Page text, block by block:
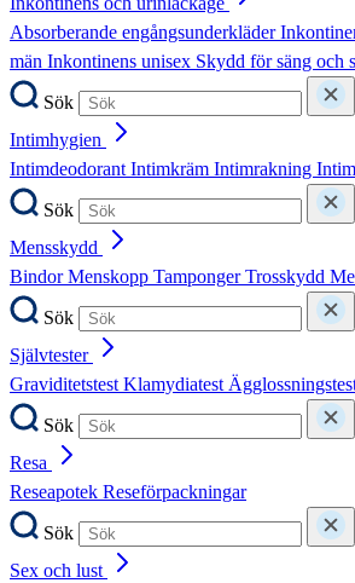
Absorberande engångsunderkläder
män Inkontinens unisex Skydd för säng och
Sök
Intimhygien
IntimdeodorantIntimkräm Intimrakning
Sök
Mensskydd
BindorMenskopp TampongerTrosskydd
Sök
Självtester
GraviditetstestKlamydiatest
Sök
Resa
Reseapotek Reseförpackningar
Sök
Sex och lust